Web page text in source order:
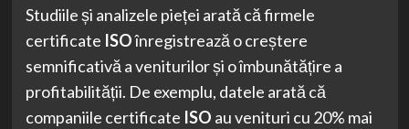
Studiile și analizele pieței arată că firmele
certificate ISOînregistrează o creștere
semnificativă a veniturilor și o îmbunătățire a
profitabilității. De exemplu, datele arată că
companiile certificate ISO au venituri cu 20% mai